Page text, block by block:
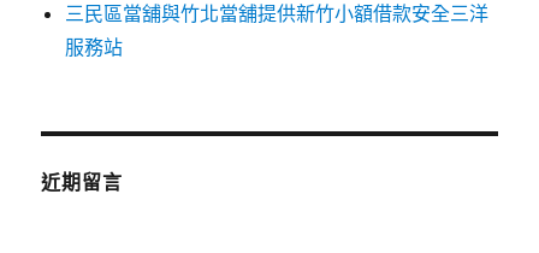
三民區當舖與竹北當舖提供新竹小額借款安全三洋
服務站
近期留言